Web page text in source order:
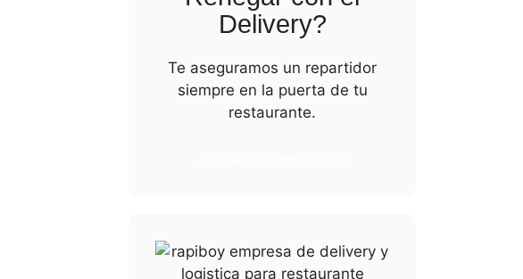
Delivery?
Te aseguramos un repartidor
siempre en la puerta de tu
restaurante.